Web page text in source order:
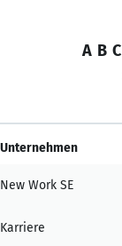
A B C
Unternehmen
New Work SE
Karriere